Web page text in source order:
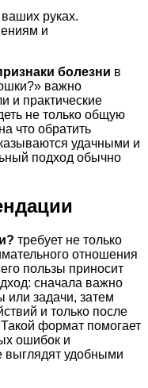
руках.
и
болезни в
важно
и практические
не только общую
что обратить
удачными и
подход обычно
требует не только
отношения
пользы приносит
сначала важно
или задачи, затем
и только после
формат помогает
ошибок и
выглядят удобными